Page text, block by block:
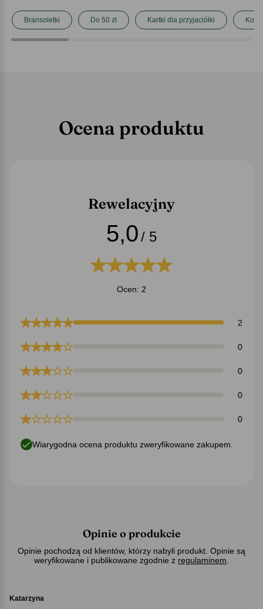
Bransoletki Do 50 zł Kartki dla przyjaciółki
Ocena produktu
Rewelacyjny
5,0/ 5
Ocen: 2
2
0
0
0
0
Wiarygodna ocena produktu zweryfikowane zakupem.
Opinie o produkcie
Opinie pochodzą od klientów, którzy nabyli produkt. Opinie są
weryfikowane i publikowane zgodnie z regulaminem
Katarzyna